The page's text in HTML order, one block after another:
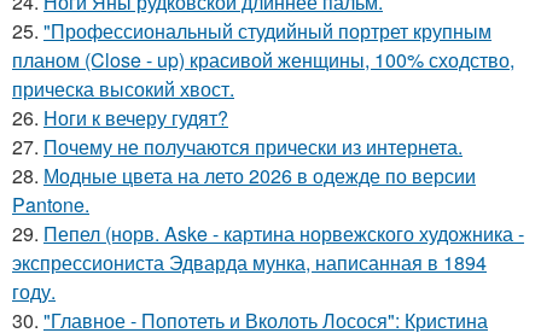
25. "Профессиональный студийный портрет крупным
планом (Close - up) красивой женщины, 100% сходство,
прическа высокий хвост.
26. Ноги к вечеру гудят?
27. Почему не получаются прически из интернета.
28. Модные цвета на лето 2026 в одежде по версии
Pantone.
29. Пепел (норв. Aske - картина норвежского художника -
экспрессиониста Эдварда мунка, написанная в 1894
году.
30. "Главное - Попотеть и Вколоть Лосося": Кристина